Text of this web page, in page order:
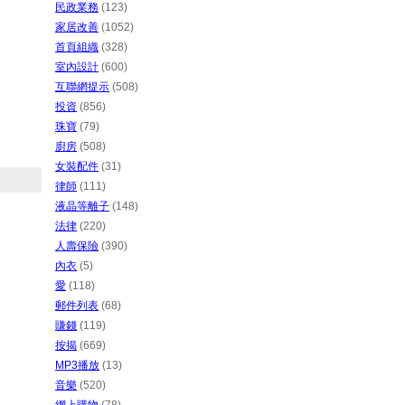
民政業務 (123)
家居改善 (1052)
首頁組織 (328)
室內設計 (600)
互聯網提示 (508)
投資 (856)
珠寶 (79)
廚房 (508)
女裝配件 (31)
律師 (111)
液晶等離子 (148)
法律 (220)
人壽保險 (390)
內衣 (5)
愛 (118)
郵件列表 (68)
賺錢 (119)
按揭 (669)
MP3播放 (13)
音樂 (520)